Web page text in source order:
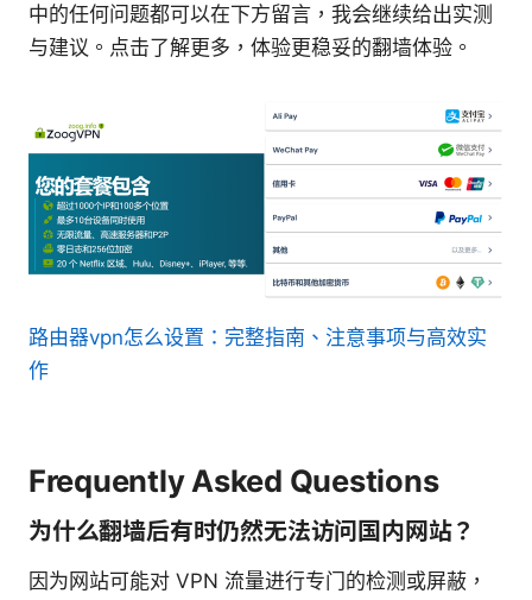
中的任何问题都可以在下方留言，我会继续给出实测
与建议。点击了解更多，体验更稳妥的翻墙体验。
路由器vpn怎么设置：完整指南、注意事项与高效实
作
Frequently Asked Questions
为什么翻墙后有时仍然无法访问国内网站？
因为网站可能对 VPN 流量进行专门的检测或屏蔽，